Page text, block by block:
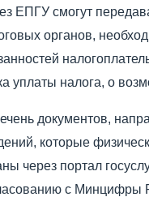
ЕПГУ смогут
органов,
уплаты налога, о
документов,
которые
через портал
с Минцифры